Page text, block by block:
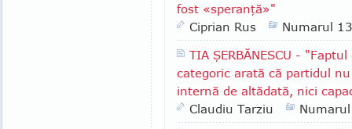
fost «speranţă»"
Ciprian Rus
Numarul
TIA ŞERBĂNESCU -
categoric arată că partidul
internă de altădată, nici
Claudiu Tarziu